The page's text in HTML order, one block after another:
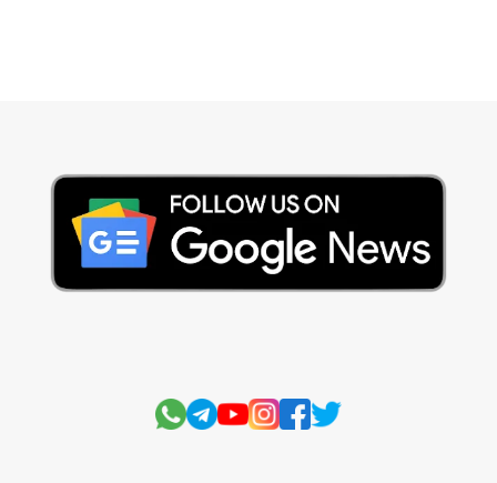
Hindi Stories International
Jobs and Education Lifestyle
Monthly Current Affairs National